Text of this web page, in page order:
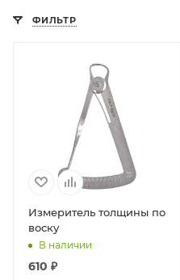
ФИЛЬТР
Измеритель толщины по
воску
В наличии
610 ₽